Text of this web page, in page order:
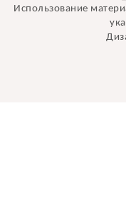
Использование